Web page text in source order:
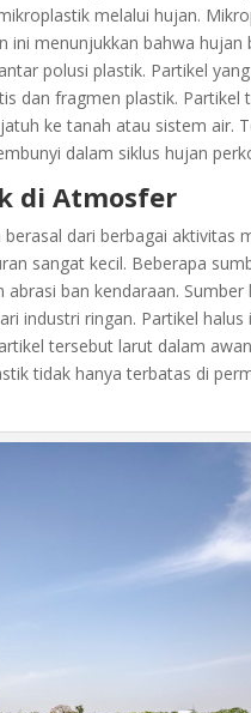
melalui hujan.
menunjukkan bahwa hujan
polusi plastik. Partikel
dan fragmen plastik. Partikel
ke tanah atau sistem air.
dalam siklus hujan
di Atmosfer
dari berbagai aktivitas
sangat kecil. Beberapa
ban kendaraan.
industri ringan. Partikel
tersebut larut dalam
tidak hanya terbatas di